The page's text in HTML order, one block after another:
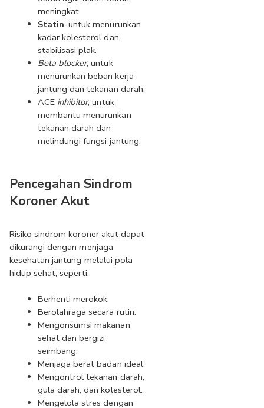
meningkat.
Statin, untuk menurunkan
kadar kolesterol dan
stabilisasi plak.
Beta blocker, untuk
menurunkan beban kerja
jantung dan tekanan darah.
ACE inhibitor, untuk
membantu menurunkan
tekanan darah dan
melindungi fungsi jantung.
Pencegahan Sindrom
Koroner Akut
Risiko sindrom koroner akut dapat
dikurangi dengan menjaga
kesehatan jantung melalui pola
hidup sehat, seperti:
Berhenti merokok.
Berolahraga secara rutin.
Mengonsumsi makanan
sehat dan bergizi
seimbang.
Menjaga berat badan ideal.
Mengontrol tekanan darah,
gula darah, dan kolesterol.
Mengelola stres dengan